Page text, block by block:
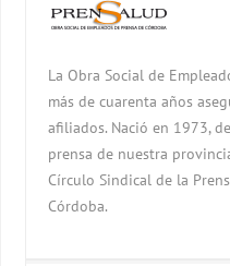
La Obra Social de
más de cuarenta años
afiliados. Nació en 1973,
prensa de nuestra
Círculo Sindical de la
Córdoba.